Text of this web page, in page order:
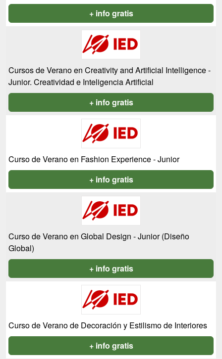
+ info gratis
Cursos de Verano en Creativity and Artificial Intelligence -
Junior. Creatividad e Inteligencia Artificial
+ info gratis
Curso de Verano en Fashion Experience - Junior
+ info gratis
Curso de Verano en Global Design - Junior (Diseño
Global)
+ info gratis
Curso de Verano de Decoración y Estilismo de Interiores
+ info gratis